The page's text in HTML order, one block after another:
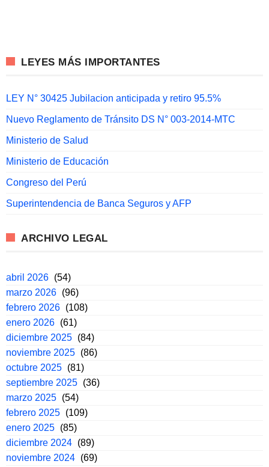
LEYES MÁS IMPORTANTES
LEY N° 30425 Jubilacion anticipada y retiro 95.5%
Nuevo Reglamento de Tránsito DS N° 003-2014-MTC
Ministerio de Salud
Ministerio de Educación
Congreso del Perú
Superintendencia de Banca Seguros y AFP
ARCHIVO LEGAL
abril 2026 (54)
marzo 2026 (96)
febrero 2026 (108)
enero 2026 (61)
diciembre 2025 (84)
noviembre 2025 (86)
octubre 2025 (81)
septiembre 2025 (36)
marzo 2025 (54)
febrero 2025 (109)
enero 2025 (85)
diciembre 2024 (89)
noviembre 2024 (69)